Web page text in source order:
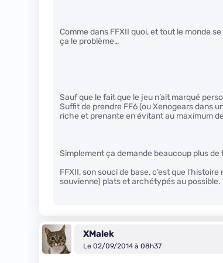
Comme dans FFXII quoi, et tout le monde
ça le problème…
Sauf que le fait que le jeu n’ait marqué
Suffit de prendre FF6 (ou Xenogears dans
riche et prenante en évitant au maximum
Simplement ça demande beaucoup plus
FFXII, son souci de base, c’est que
souvienne) plats et archétypés au possible.
XMalek
Le 02/09/2014 à 08h37